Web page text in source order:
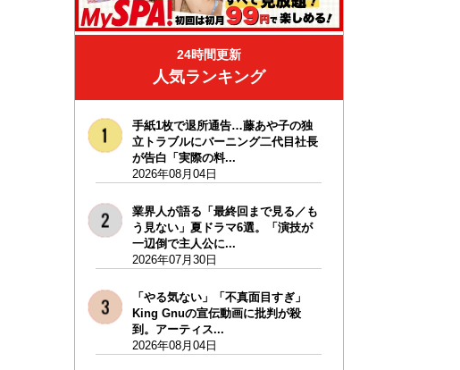
24時間更新
人気ランキング
手紙1枚で退所通告…藤あや子の独
立トラブルにバーニング二代目社長
が告白「実際の料...
2026年08月04日
業界人が語る「最終回まで見る／も
う見ない」夏ドラマ6選。「演技が
一辺倒で主人公に...
2026年07月30日
「やる気ない」「不真面目すぎ」
King Gnuの宣伝動画に批判が殺
到。アーティス...
2026年08月04日